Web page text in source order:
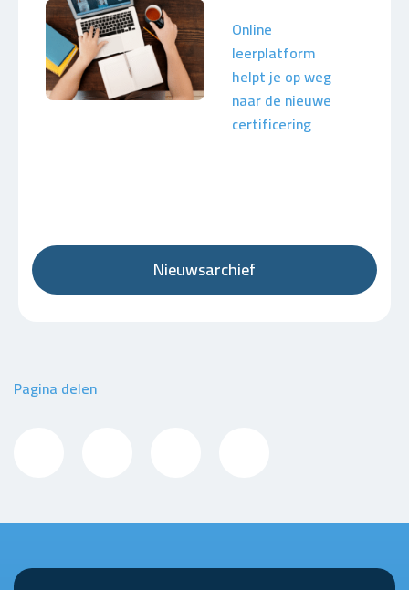
Online
leerplatform
helpt je op weg
naar de nieuwe
certificering
Nieuwsarchief
Pagina delen